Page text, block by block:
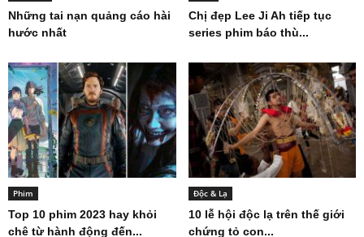
Những tai nạn quảng cáo hài
hước nhất
Chị đẹp Lee Ji Ah tiếp tục
series phim báo thù...
Phim
Top 10 phim 2023 hay khỏi
chê từ hành động đến...
Độc & Lạ
10 lễ hội độc lạ trên thế giới
chứng tỏ con...